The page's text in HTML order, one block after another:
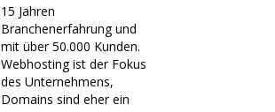
15 Jahren
Branchenerfahrung und
mit über 50.000 Kunden.
Webhosting ist der Fokus
des Unternehmens,
Domains sind eher ein